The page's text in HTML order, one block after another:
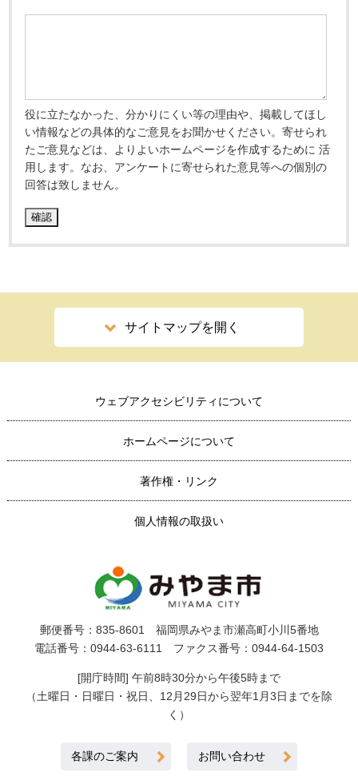
役に立たなかった、分かりにくい等の理由や、掲載してほし
い情報などの具体的なご意見をお聞かせください。寄せられ
たご意見などは、よりよいホームページを作成するために 活
用します。なお、アンケートに寄せられた意見等への個別の
回答は致しません。
サイトマップを開く
ウェブアクセシビリティについて
ホームページについて
著作権・リンク
個人情報の取扱い
郵便番号：835-8601 福岡県みやま市瀬高町小川5番地
電話番号：0944-63-6111 ファクス番号：0944-64-1503
[開庁時間] 午前8時30分から午後5時まで
（土曜日・日曜日・祝日、12月29日から翌年1月3日までを除
く）
各課のご案内 お問い合わせ